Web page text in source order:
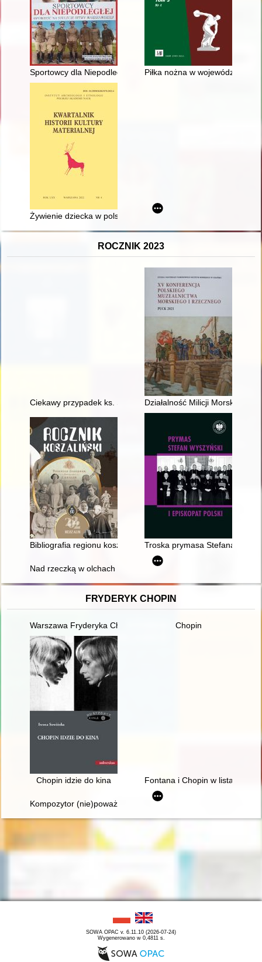
Sportowcy dla Niepodległej : opowieść na stulecie Bitwy
Piłka nożna w województwie
Żywienie dziecka w polskiej rodzinie szlacheckiej w drugiej
ROCZNIK 2023
Ciekawy przypadek ks. Stefana Mieszczańskiego (1887-1958)
Działalność Milicji Morskiej na
Bibliografia regionu koszalińskiego w wyborze : (1 stycznia
Troska prymasa Stefana
Nad rzeczką w olchach ukryta..." : dokumentalno-
FRYDERYK CHOPIN
Warszawa Fryderyka Chopina Chopin
Chopin idzie do kina Fontana i Chopin w listach
Kompozytor (nie)poważny. Poczucie humoru Fryderyka
SOWA OPAC v. 6.11.10 (2026-07-24)
Wygenerowano w 0,4811 s.